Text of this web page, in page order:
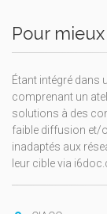
Pour
Étant intégré dans
comprenant un
solutions à des
faible diffusion et/
inadaptés aux
leur cible via